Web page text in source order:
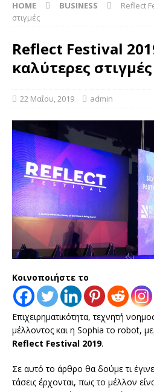
HOME BUSINESS
Reflect
στιγμές
Reflect Festival
καλύτερες στιγμές
22 Μαΐου, 2019 admin
Κοινοποιήστε το
Επιχειρηματικότητα, τεχνητή
μέλλοντος και η Sophia το robot,
Reflect Festival 2019.
Σε αυτό το άρθρο θα δούμε τι
τάσεις έρχονται, πως το μέλλον